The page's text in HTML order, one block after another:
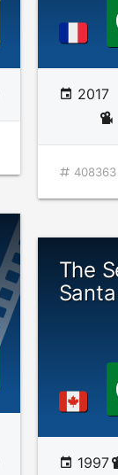
2017
408363
The
1997